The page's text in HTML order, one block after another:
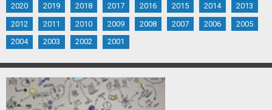
2020 2019 2018 2017 2016 2015 2014
2013
2012
2011 2010 2009 2008 2007 2006
2005
2004
2003 2002 2001